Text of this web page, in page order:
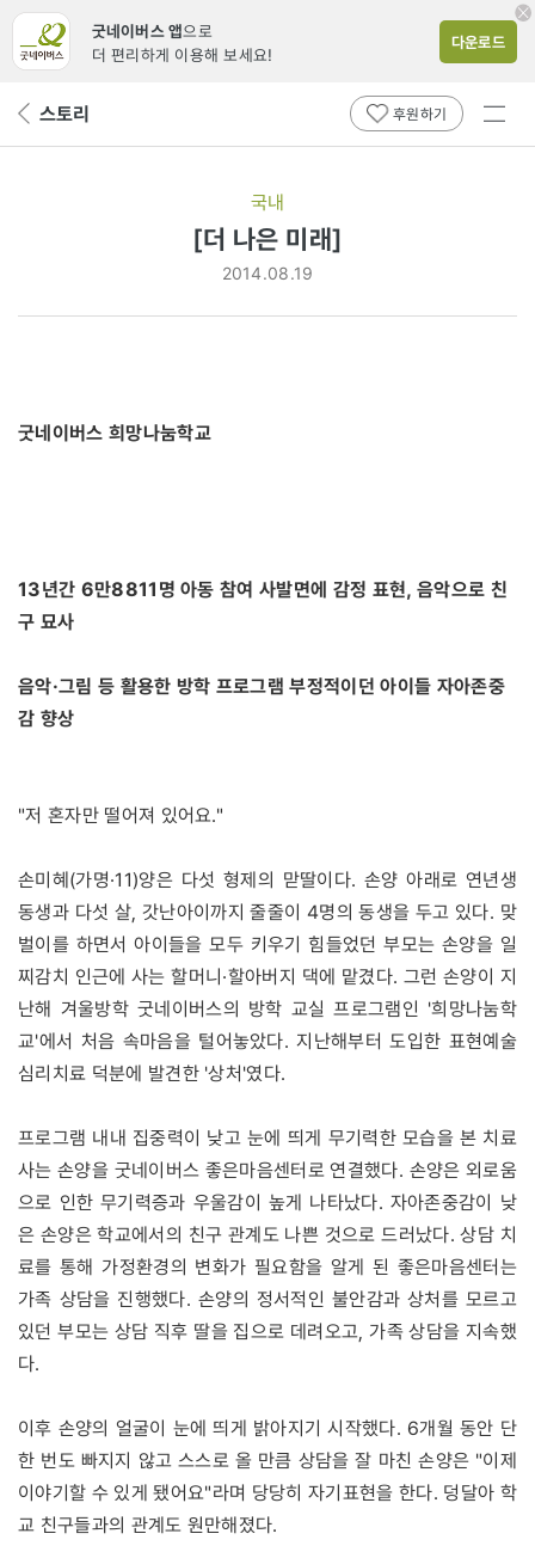
굿네이버스 앱으로
더 편리하게 이용해 보세요!
다운로드
뒤 스토리 후원하기
전체
국내
[더 나은 미래]
2014.08.19
굿네이버스 희망나눔학교
13년간 6만8811명 아동 참여 사발면에 감정 표현, 음악으로 친
구 묘사
음악·그림 등 활용한 방학 프로그램 부정적이던 아이들 자아존중
감 향상
"저 혼자만 떨어져 있어요."
손미혜(가명·11)양은 다섯 형제의 맏딸이다. 손양 아래로 연년생
동생과 다섯 살, 갓난아이까지 줄줄이 4명의 동생을 두고 있다. 맞
벌이를 하면서 아이들을 모두 키우기 힘들었던 부모는 손양을 일
찌감치 인근에 사는 할머니·할아버지 댁에 맡겼다. 그런 손양이 지
난해 겨울방학 굿네이버스의 방학 교실 프로그램인 '희망나눔학
교'에서 처음 속마음을 털어놓았다. 지난해부터 도입한 표현예술
심리치료 덕분에 발견한 '상처'였다.
프로그램 내내 집중력이 낮고 눈에 띄게 무기력한 모습을 본 치료
사는 손양을 굿네이버스 좋은마음센터로 연결했다. 손양은 외로움
으로 인한 무기력증과 우울감이 높게 나타났다. 자아존중감이 낮
은 손양은 학교에서의 친구 관계도 나쁜 것으로 드러났다. 상담 치
료를 통해 가정환경의 변화가 필요함을 알게 된 좋은마음센터는
가족 상담을 진행했다. 손양의 정서적인 불안감과 상처를 모르고
있던 부모는 상담 직후 딸을 집으로 데려오고, 가족 상담을 지속했
다.
이후 손양의 얼굴이 눈에 띄게 밝아지기 시작했다. 6개월 동안 단
한 번도 빠지지 않고 스스로 올 만큼 상담을 잘 마친 손양은 "이제
이야기할 수 있게 됐어요"라며 당당히 자기표현을 한다. 덩달아 학
교 친구들과의 관계도 원만해졌다.